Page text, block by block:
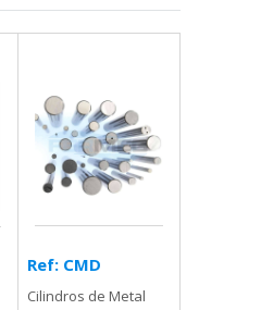
Ref: CMD
Cilindros de Metal